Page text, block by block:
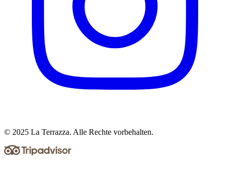
© 2025 La Terrazza. Alle Rechte vorbehalten.